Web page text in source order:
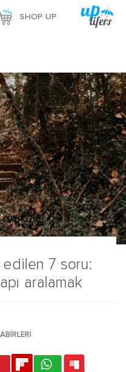
SHOP UP
7 soru:
aralamak